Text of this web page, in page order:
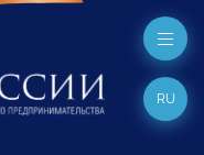
RU